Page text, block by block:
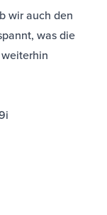
wir auch den
was die